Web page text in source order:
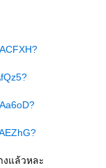
งแล้วหละ